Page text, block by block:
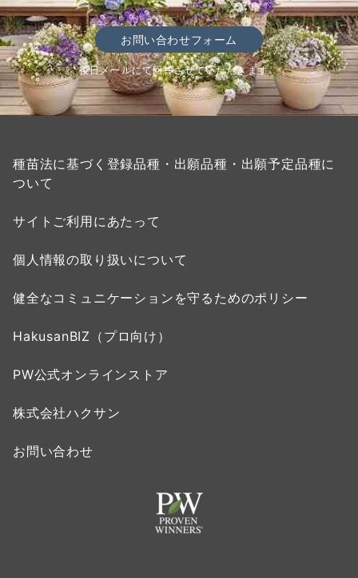
お問い合わせフォーム
後日メールにて回答させていただきます。
種苗法に基づく登録品種・出願品種・出願予定品種に
ついて
サイトご利用にあたって
個人情報の取り扱いについて
健全なコミュニケーションを守るためのポリシー
HakusanBIZ（プロ向け）
PW公式オンラインストア
株式会社ハクサン
お問い合わせ